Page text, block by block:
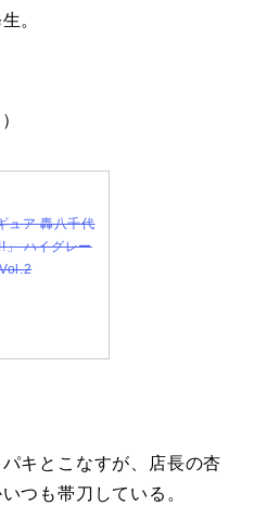
。
ュア 轟八千代
」 ハイグレー
キとこなすが、店長の杏
つも帯刀している。